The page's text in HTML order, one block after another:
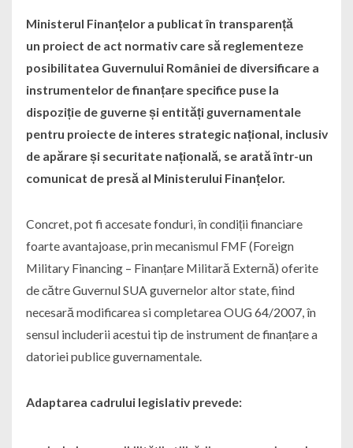
Ministerul Finanțelor a publicat în transparență
un proiect de act normativ care să reglementeze
posibilitatea Guvernului României de diversificare a
instrumentelor de finanțare specifice puse la
dispoziție de guverne și entități guvernamentale
pentru proiecte de interes strategic național, inclusiv
de apărare și securitate națională, se arată într-un
comunicat de presă al Ministerului Finanțelor.
Concret, pot fi accesate fonduri, în condiții financiare
foarte avantajoase, prin mecanismul FMF (Foreign
Military Financing – Finanțare Militară Externă) oferite
de către Guvernul SUA guvernelor altor state, fiind
necesară modificarea si completarea OUG 64/2007, în
sensul includerii acestui tip de instrument de finanțare a
datoriei publice guvernamentale.
Adaptarea cadrului legislativ prevede: